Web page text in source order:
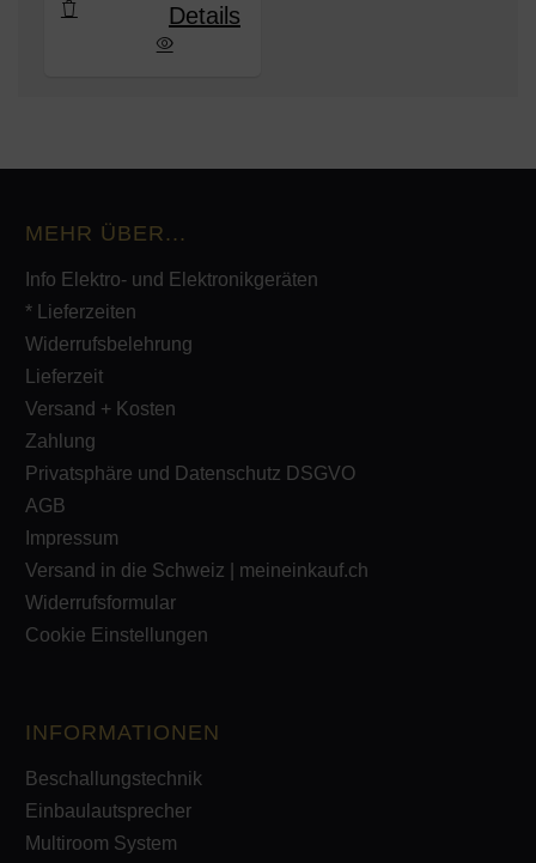
Wege Deckenlautsprecher Einbaulautsprecher
Details
MEHR ÜBER...
Info Elektro- und Elektronikgeräten
* Lieferzeiten
Widerrufsbelehrung
Lieferzeit
Versand + Kosten
Zahlung
Privatsphäre und Datenschutz DSGVO
AGB
Impressum
Versand in die Schweiz | meineinkauf.ch
Widerrufsformular
Cookie Einstellungen
INFORMATIONEN
Beschallungstechnik
Einbaulautsprecher
Multiroom System